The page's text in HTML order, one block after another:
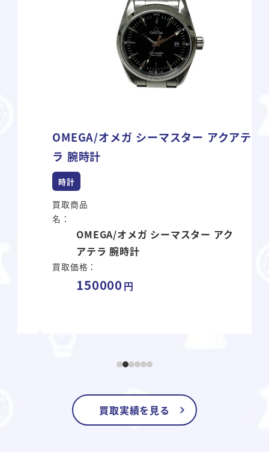
OMEGA/オメガ シーマスター アクアテ
ラ 腕時計
買取商品
OMEGA/オメガ シーマスター アク
アテラ 腕時計
買取価格：
150000
買取実績を見る